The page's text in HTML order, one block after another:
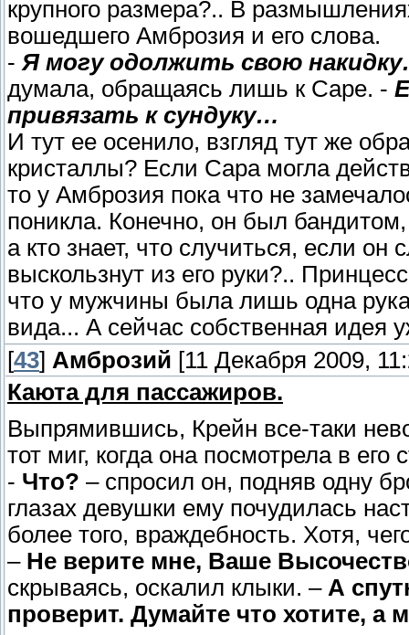
крупного размера?.. В
вошедшего Амброзия и его слова.
- Я могу одолжить свою
думала, обращаясь лишь к Саре. -
привязать к сундуку…
И тут ее осенило, взгляд тут же
кристаллы? Если Сара могла
то у Амброзия пока что не
поникла. Конечно, он был
а кто знает, что случиться, если
выскользнут из его руки?..
что у мужчины была лишь одна
вида... А сейчас собственная идея
[43] Амброзий [11 Декабря 2009,
Каюта для пассажиров.
Выпрямившись, Крейн все-таки
тот миг, когда она посмотрела в его
- Что? – спросил он, подняв одну
глазах девушки ему почудилась
более того, враждебность. Хотя,
– Не верите мне, Ваше
скрываясь, оскалил клыки. – А
проверит. Думайте что хотите, а